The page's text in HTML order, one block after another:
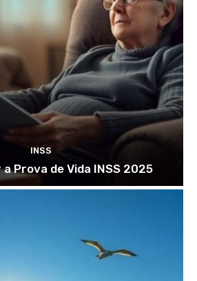
INSS
Prova de Vida INSS 2025